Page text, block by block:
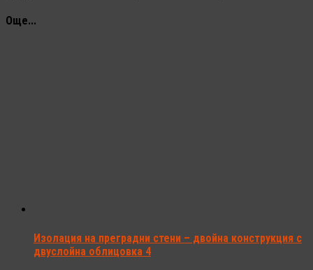
Още...
Изолация на преградни стени – двойна конструкция с
двуслойна облицовка 4